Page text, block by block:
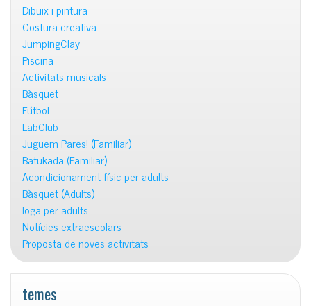
Dibuix i pintura
Costura creativa
JumpingClay
Piscina
Activitats musicals
Bàsquet
Fútbol
LabClub
Juguem Pares! (Familiar)
Batukada (Familiar)
Acondicionament físic per adults
Bàsquet (Adults)
Ioga per adults
Notícies extraescolars
Proposta de noves activitats
temes